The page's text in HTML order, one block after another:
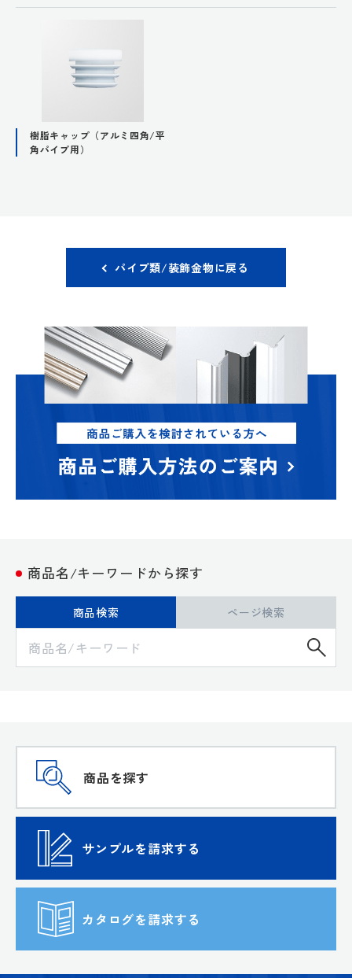
樹脂キャップ（アルミ四角/平
角パイプ用）
パイプ類/装飾金物に戻る
商品名/キーワードから探す
商品検索 ページ検索
商品を探す
サンプルを請求する
カタログを請求する